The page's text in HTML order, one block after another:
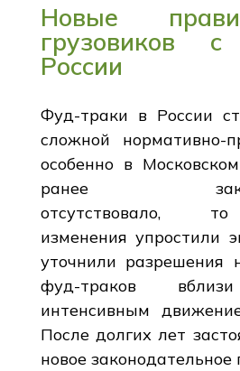
Новые
грузовиков
России
Фуд-траки в России
сложной нормативно-
особенно в
ранее
отсутствовало,
изменения упростили
уточнили разрешения
фуд-траков
интенсивным
После долгих лет
новое